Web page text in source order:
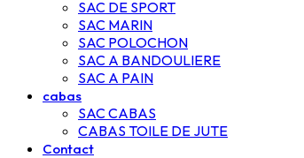
SAC DE SPORT
SAC MARIN
SAC POLOCHON
SAC A BANDOULIERE
SAC A PAIN
cabas
SAC CABAS
CABAS TOILE DE JUTE
Contact